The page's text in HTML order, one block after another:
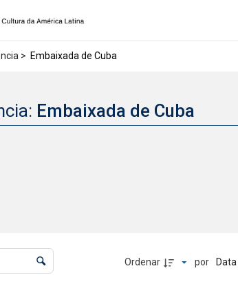
> Embaixada de Cuba
Embaixada de Cuba
ordenação e visualização
Ordenar por